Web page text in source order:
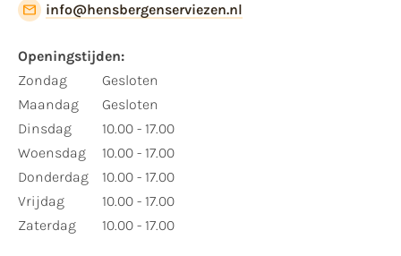
info@hensbergenserviezen.nl
Openingstijden:
Zondag
Maandag
Dinsdag
Woensdag
Donderdag
Vrijdag
Zaterdag
Gesloten
Gesloten
10.00 - 17.00
10.00 - 17.00
10.00 - 17.00
10.00 - 17.00
10.00 - 17.00